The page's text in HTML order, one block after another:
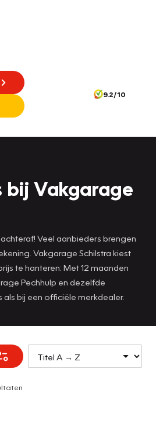
9.2/10
bij Vakgarage
Veel aanbieders brengen
Vakgarage Schilstra kiest
te hanteren: Met 12 maanden
Pechhulp en dezelfde
als bij een officiële merkdealer.